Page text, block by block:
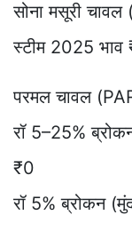
सोना मसूरी
स्टीम 2025
परमल चावल
रॉ 5–25%
₹0
रॉ 5% ब्रोकन